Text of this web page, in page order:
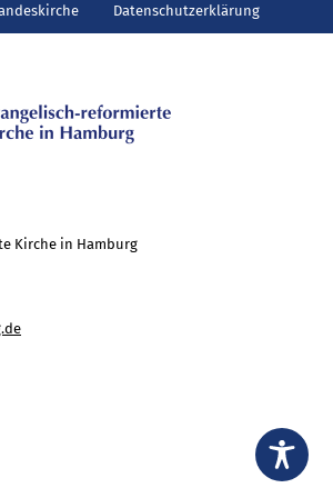
Datenschutzerklärung
Kirche in Hamburg